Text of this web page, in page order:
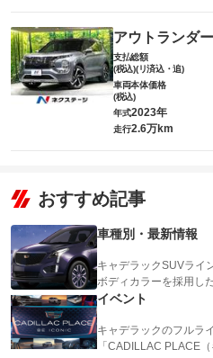
アウトランダ
支払総額
(税込)(リ済込・追)
車両本体価格
(税込)
年式2023年
走行2.6万km
おすすめ記事
車種別・最新情報
キャデラックSUVライ
ボディカラーを採用し
イベント
キャデラックのフルラ
「CADILLAC PLACE